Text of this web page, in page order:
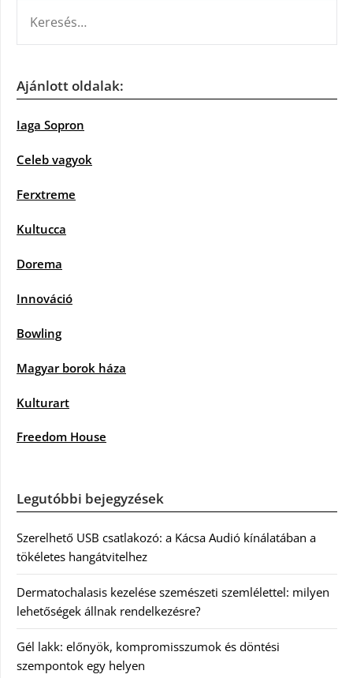
Ajánlott oldalak:
Iaga Sopron
Celeb vagyok
Ferxtreme
Kultucca
Dorema
Innováció
Bowling
Magyar borok háza
Kulturart
Freedom House
Legutóbbi bejegyzések
Szerelhető USB csatlakozó: a Kácsa Audió kínálatában a
tökéletes hangátvitelhez
Dermatochalasis kezelése szemészeti szemlélettel: milyen
lehetőségek állnak rendelkezésre?
Gél lakk: előnyök, kompromisszumok és döntési
szempontok egy helyen